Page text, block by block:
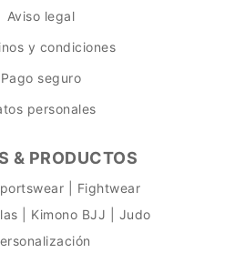
Aviso legal
y condiciones
Pago seguro
personales
& PRODUCTOS
| Fightwear
| Kimono BJJ | Judo